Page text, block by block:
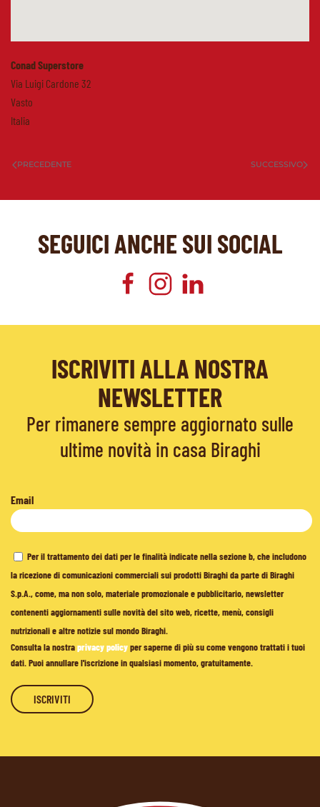
Conad Superstore
Via Luigi Cardone 32
Vasto
Italia
PRECEDENTE SUCCESSIVO
SEGUICI ANCHE SUI SOCIAL
ISCRIVITI ALLA NOSTRA
NEWSLETTER
Per rimanere sempre aggiornato sulle
ultime novità in casa Biraghi
Email
Per il trattamento dei dati per le finalità indicate nella sezione b, che includono
la ricezione di comunicazioni commerciali sui prodotti Biraghi da parte di Biraghi
S.p.A., come, ma non solo, materiale promozionale e pubblicitario, newsletter
contenenti aggiornamenti sulle novità del sito web, ricette, menù, consigli
nutrizionali e altre notizie sul mondo Biraghi.
Consulta la nostraprivacy policyper saperne di più su come vengono trattati i tuoi
dati. Puoi annullare l'iscrizione in qualsiasi momento, gratuitamente.